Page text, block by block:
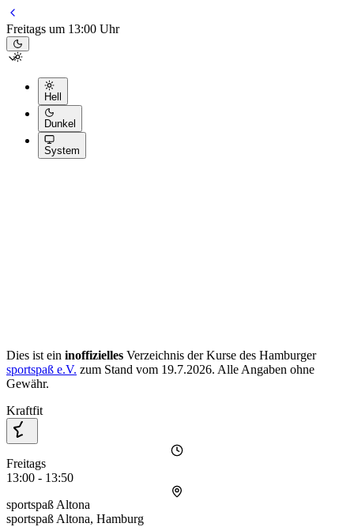
Freitags um 13:00 Uhr
Hell
Dunkel
System
Dies ist ein inoffizielles Verzeichnis der Kurse des Hamburger
sportspaß e.V. zum Stand vom 19.7.2026. Alle Angaben ohne
Gewähr.
Kraftfit
Freitags
13:00 - 13:50
sportspaß Altona
sportspaß Altona, Hamburg